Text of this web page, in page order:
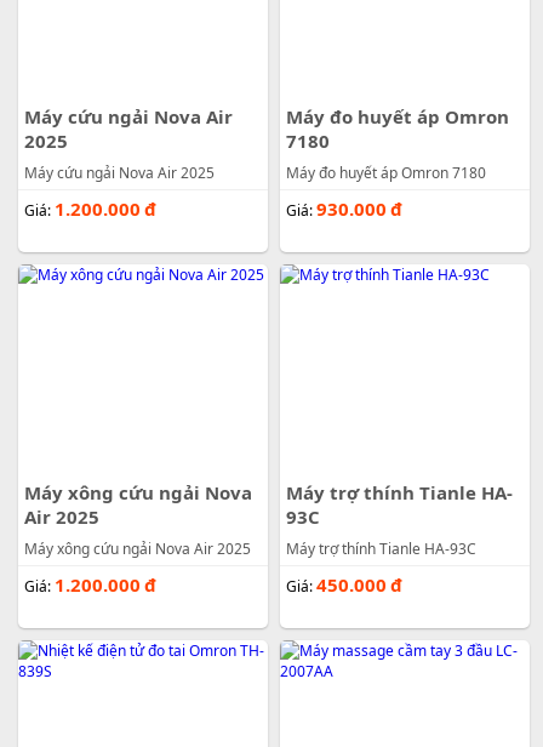
Máy cứu ngải Nova Air
2025
Máy cứu ngải Nova Air 2025
Giá: 1.200.000 đ
Máy đo huyết áp Omron
7180
Máy đo huyết áp Omron 7180
Giá:930.000 đ
Máy xông cứu ngải Nova
Air 2025
Máy xông cứu ngải Nova Air 2025
Giá: 1.200.000 đ
Máy trợ thính Tianle HA-
93C
Máy trợ thính Tianle HA-93C
Giá:450.000 đ